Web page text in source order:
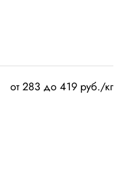
от 283 до 419 руб./кг